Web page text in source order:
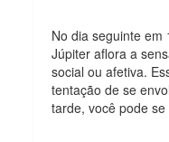
No dia seguinte em
Júpiter aflora a
social ou afetiva.
tentação de se
tarde, você pode